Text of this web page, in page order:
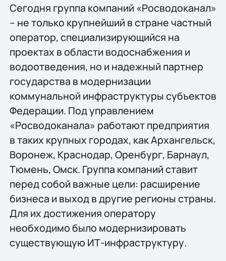
Сегодня группа компаний «Росводоканал»
– не только крупнейший в стране частный
оператор, специализирующийся на
проектах в области водоснабжения и
водоотведения, но и надежный партнер
государства в модернизации
коммунальной инфраструктуры субъектов
Федерации. Под управлением
«Росводоканала» работают предприятия
в таких крупных городах, как Архангельск,
Воронеж, Краснодар, Оренбург, Барнаул,
Тюмень, Омск. Группа компаний ставит
перед собой важные цели: расширение
бизнеса и выход в другие регионы страны.
Для их достижения оператору
необходимо было модернизировать
существующую ИТ-инфраструктуру.